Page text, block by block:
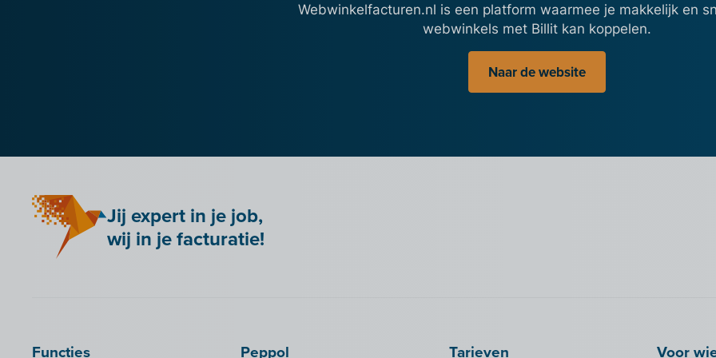
Webwinkelfacturen.nl is een platform waarmee je makkelijk en
webwinkels met Billit kan koppelen.
Naar de website
Jij expert in je job,
wij in je facturatie!
Functies Peppol Tarieven Voor